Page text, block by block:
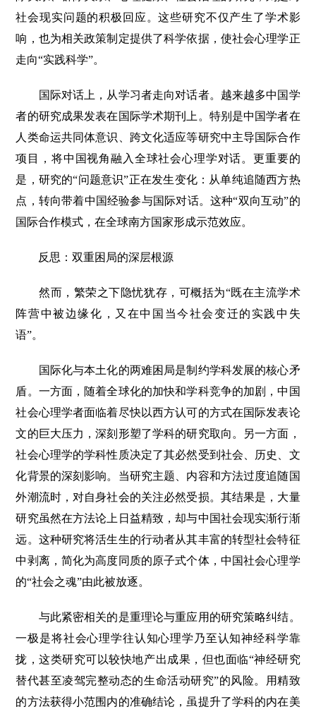
社会现实问题的积极回应。这些研究不仅产生了学术影
响，也为相关政策制定提供了科学依据，使社会心理学正
走向“实践科学”。
国际对话上，从学习者走向对话者。越来越多中国学
者的研究成果发表在国际学术期刊上。特别是中国学者在
人类命运共同体意识、跨文化适应等研究中主导国际合作
项目，将中国视角融入全球社会心理学对话。更重要的
是，研究的“问题意识”正在发生变化：从单纯追随西方热
点，转向带着中国经验参与国际对话。这种“双向互动”的
国际合作模式，在全球南方国家形成示范效应。
反思：双重困局的深层根源
然而，繁荣之下隐忧犹存，可概括为“既在主流学术
阵营中被边缘化，又在中国当今社会变迁的实践中失
语”。
国际化与本土化的两难困局是制约学科发展的核心矛
盾。一方面，随着全球化的加快和学科竞争的加剧，中国
社会心理学者面临着尽快以西方认可的方式在国际发表论
文的巨大压力，深刻形塑了学科的研究取向。另一方面，
社会心理学的学科性质决定了其必然受到社会、历史、文
化背景的深刻影响。当研究主题、内容和方法过度追随国
外潮流时，对自身社会的关注必然受损。其结果是，大量
研究虽然在方法论上日益精致，却与中国社会现实渐行渐
远。这种研究将活生生的行动者从其丰富的转型社会特征
中剥离，简化为高度同质的原子式个体，中国社会心理学
的“社会之魂”由此被放逐。
与此紧密相关的是重理论与重应用的研究策略纠结。
一极是将社会心理学往认知心理学乃至认知神经科学靠
拢，这类研究可以较快地产出成果，但也面临“神经研究
替代甚至凌驾完整动态的生命活动研究”的风险。用精致
的方法获得小范围内的准确结论，虽提升了学科的内在美